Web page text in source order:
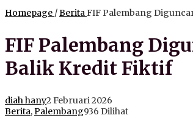
Homepage /BeritaFIF Palembang
FIF Palembang
Balik Kredit Fiktif
diah hany2 Februari 2026
Berita,Palembang936 Dilihat